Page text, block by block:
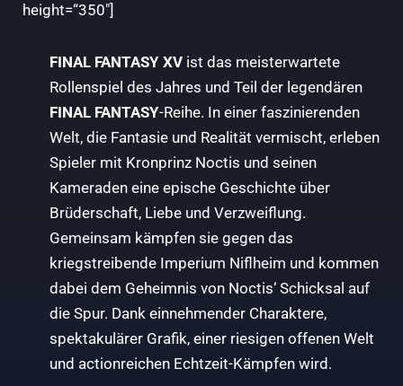
height=“350″]
FINAL FANTASY XV ist das meisterwartete
Rollenspiel des Jahres und Teil der legendären
FINAL FANTASY-Reihe. In einer faszinierenden
Welt, die Fantasie und Realität vermischt, erleben
Spieler mit Kronprinz Noctis und seinen
Kameraden eine epische Geschichte über
Brüderschaft, Liebe und Verzweiflung.
Gemeinsam kämpfen sie gegen das
kriegstreibende Imperium Niflheim und kommen
dabei dem Geheimnis von Noctis‘ Schicksal auf
die Spur. Dank einnehmender Charaktere,
spektakulärer Grafik, einer riesigen offenen Welt
und actionreichen Echtzeit-Kämpfen wird.